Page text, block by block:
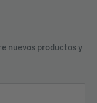
nuevos productos y